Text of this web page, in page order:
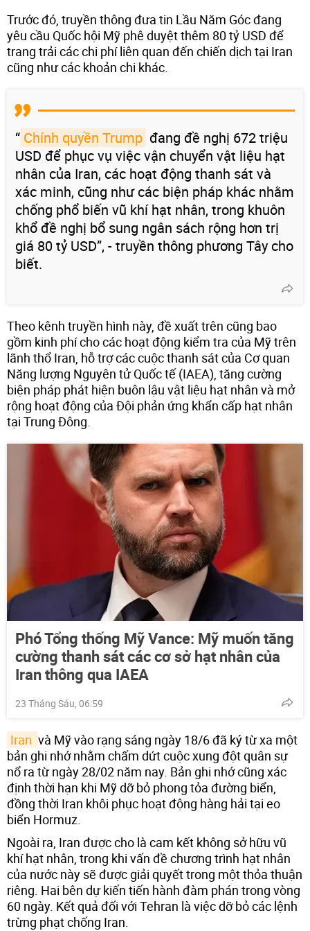
Trước đó, truyền thông đưa tin Lầu Năm Góc đang
yêu cầu Quốc hội Mỹ phê duyệt thêm 80 tỷ USD để
trang trải các chi phí liên quan đến chiến dịch tại Iran
cũng như các khoản chi khác.
“ Chính quyền Trump đang đề nghị 672 triệu
USD để phục vụ việc vận chuyển vật liệu hạt
nhân của Iran, các hoạt động thanh sát và
xác minh, cũng như các biện pháp khác nhằm
chống phổ biến vũ khí hạt nhân, trong khuôn
khổ đề nghị bổ sung ngân sách rộng hơn trị
giá 80 tỷ USD”, - truyền thông phương Tây cho
biết.
Theo kênh truyền hình này, đề xuất trên cũng bao
gồm kinh phí cho các hoạt động kiểm tra của Mỹ trên
lãnh thổ Iran, hỗ trợ các cuộc thanh sát của Cơ quan
Năng lượng Nguyên tử Quốc tế (IAEA), tăng cường
biện pháp phát hiện buôn lậu vật liệu hạt nhân và mở
rộng hoạt động của Đội phản ứng khẩn cấp hạt nhân
tại Trung Đông.
Phó Tổng thống Mỹ Vance: Mỹ muốn tăng
cường thanh sát các cơ sở hạt nhân của
Iran thông qua IAEA
23 Tháng Sáu, 06:59
Iran và Mỹ vào rạng sáng ngày 18/6 đã ký từ xa một
bản ghi nhớ nhằm chấm dứt cuộc xung đột quân sự
nổ ra từ ngày 28/02 năm nay. Bản ghi nhớ cũng xác
định thời hạn khi Mỹ dỡ bỏ phong tỏa đường biển,
đồng thời Iran khôi phục hoạt động hàng hải tại eo
biển Hormuz.
Ngoài ra, Iran được cho là cam kết không sở hữu vũ
khí hạt nhân, trong khi vấn đề chương trình hạt nhân
của nước này sẽ được giải quyết trong một thỏa thuận
riêng. Hai bên dự kiến tiến hành đàm phán trong vòng
60 ngày. Kết quả đối với Tehran là việc dỡ bỏ các lệnh
trừng phạt chống Iran.